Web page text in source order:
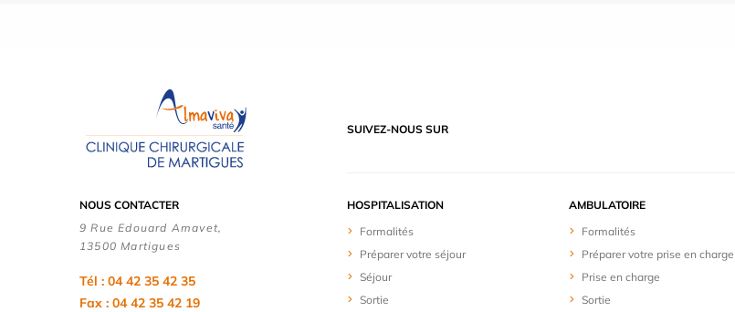
SUIVEZ-NOUS SUR
NOUS CONTACTER
9 Rue Edouard Amavet,
13500 Martigues
Tél : 04 42 35 42 35
Fax : 04 42 35 42 19
HOSPITALISATION
Formalités
Préparer votre séjour
Séjour
Sortie
AMBULATOIRE
Formalités
Préparer votre prise en charge
Prise en charge
Sortie